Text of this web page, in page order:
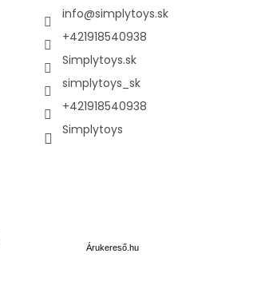
info@simplytoys.sk
+421918540938
Simplytoys.sk
simplytoys_sk
+421918540938
Simplytoys
Árukereső.hu